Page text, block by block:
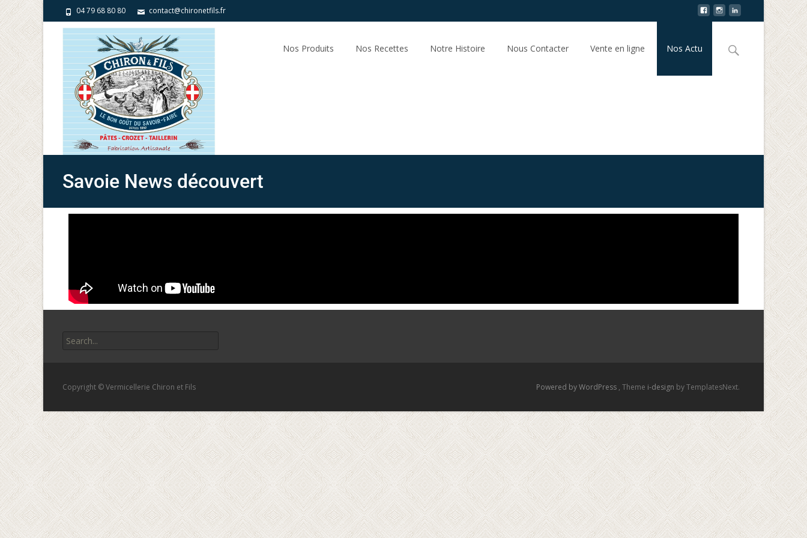
04 79 68 80 80 contact@chironetfils.fr
Nos Produits Nos Recettes Notre Histoire Nous Contacter Vente en ligne Nos Actu
Savoie News découvert
Copyright © Vermicellerie Chiron et Fils Powered by WordPress , Theme i-design by TemplatesNext.